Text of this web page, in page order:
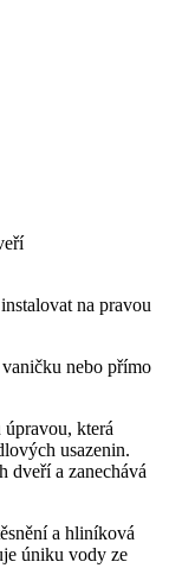
na pravou
nebo přímo
která
usazenin.
dveří a zanechává
a hliníková
úniku vody ze